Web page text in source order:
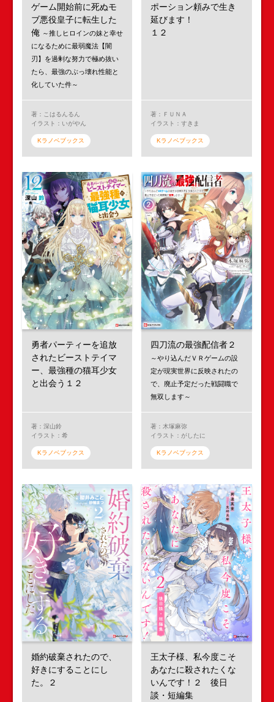
ゲーム開始前に死ぬモ
ブ悪役皇子に転生した
俺 ～推しヒロインの妹と幸せ
になるために最弱魔法【闇
刃】を過剰な努力で極め抜い
たら、最強のぶっ壊れ性能と
化していた件～
著：こはるんるん
イラスト：いがやん
Kラノベブックス
ポーション頼みで生き
延びます！
１２
著：ＦＵＮＡ
イラスト：すきま
Kラノベブックス
勇者パーティーを追放
されたビーストテイマ
ー、最強種の猫耳少女
と出会う１２
著：深山鈴
イラスト：希
Kラノベブックス
四刀流の最強配信者２
～やり込んだＶＲゲームの設
定が現実世界に反映されたの
で、廃止予定だった戦闘職で
無双します～
著：木塚麻弥
イラスト：がしたに
Kラノベブックス
婚約破棄されたので、
好きにすることにし
た。２
王太子様、私今度こそ
あなたに殺されたくな
いんです！２ 後日
談・短編集